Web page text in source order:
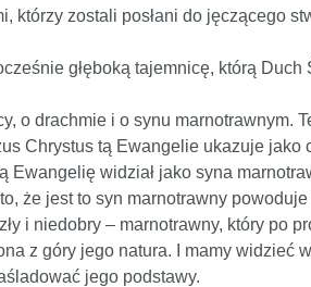
którzy zostali posłani do jęczącego
głęboką tajemnicę, którą
o drachmie i o synu marnotrawnym.
Chrystus tą Ewangelie ukazuje jako
Ewangelię widział jako syna
że jest to syn marnotrawny
i niedobry – marnotrawny, który po
z góry jego natura. I mamy widzieć
jego podstawy.